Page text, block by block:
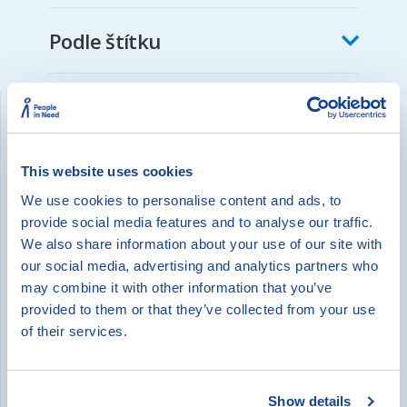
This website uses cookies
We use cookies to personalise content and ads, to
provide social media features and to analyse our traffic.
We also share information about your use of our site with
our social media, advertising and analytics partners who
may combine it with other information that you’ve
provided to them or that they’ve collected from your use
of their services.
Show details
Podle štítku
Nalezené materiály:
ČT edu nabízí krátká videa pro doplnění
výuky
Pracovní listy – různé předměty
Veselá chaloupka – výukové materiály
pro 1. stupeň